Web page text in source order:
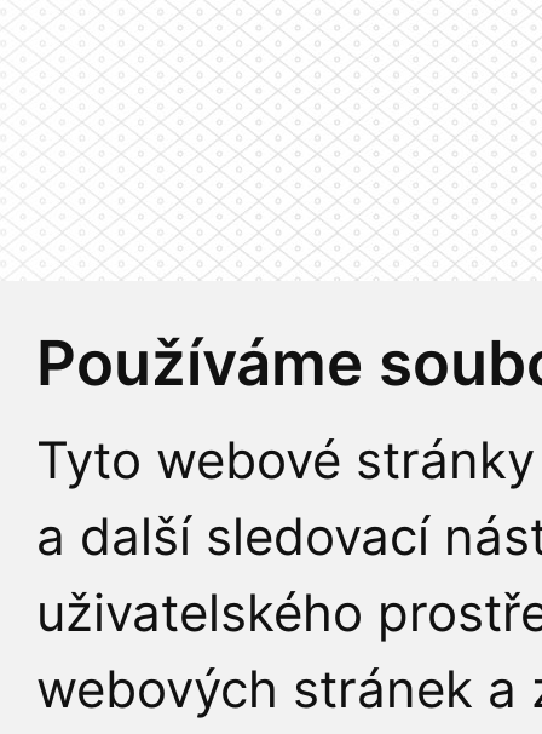
Používáme
Tyto webové
a další sledovací
uživatelského
webových stránek a